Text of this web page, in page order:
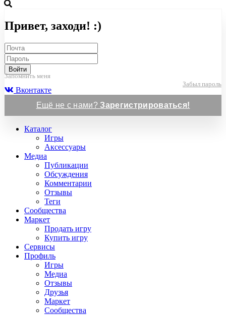
Привет, заходи! :)
Войти
Запомнить меня
Забыл пароль
Вконтакте
Ещё не с нами?Зарегистрироваться!
Каталог
Игры
Аксессуары
Медиа
Публикации
Обсуждения
Комментарии
Отзывы
Теги
Сообщества
Маркет
Продать игру
Купить игру
Сервисы
Профиль
Игры
Медиа
Отзывы
Друзья
Маркет
Сообщества